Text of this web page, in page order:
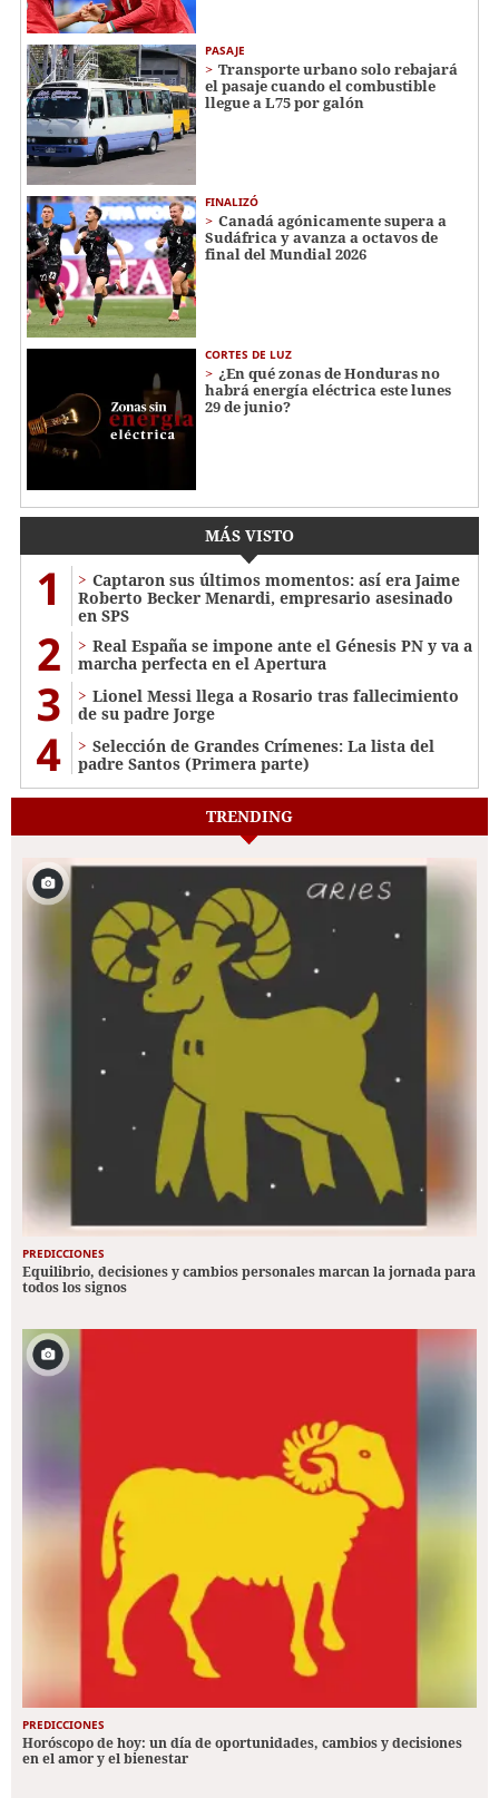
PASAJE
Transporte urbano solo rebajará
el pasaje cuando el combustible
llegue a L75 por galón
FINALIZÓ
Canadá agónicamente supera a
Sudáfrica y avanza a octavos de
final del Mundial 2026
CORTES DE LUZ
¿En qué zonas de Honduras no
habrá energía eléctrica este lunes
29 de junio?
MÁS VISTO
1
Captaron sus últimos momentos: así era Jaime
Roberto Becker Menardi​​​, empresario asesinado
en SPS
2
Real España se impone ante el Génesis PN y va a
marcha perfecta en el Apertura
3
Lionel Messi llega a Rosario tras fallecimiento
de su padre Jorge
4
Selección de Grandes Crímenes: La lista del
padre Santos (Primera parte)
TRENDING
PREDICCIONES
Equilibrio, decisiones y cambios personales marcan la jornada para
todos los signos
PREDICCIONES
Horóscopo de hoy: un día de oportunidades, cambios y decisiones
en el amor y el bienestar